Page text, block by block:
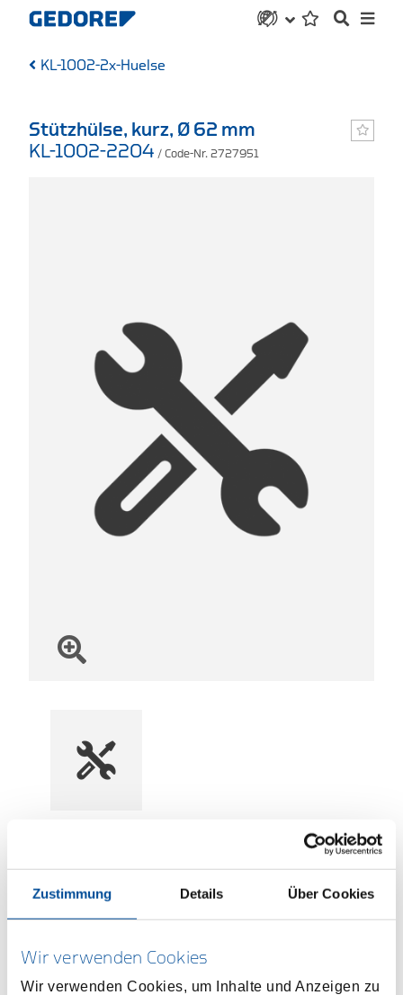
Zustimmung Details Über Cookies
Wir verwenden Cookies
Wir verwenden Cookies, um Inhalte und Anzeigen zu
KL-1002-2x-Huelse
Stützhülse, kurz, Ø 62 mm
KL-1002-2204 / Code-Nr. 2727951
ONLINE KAUFEN